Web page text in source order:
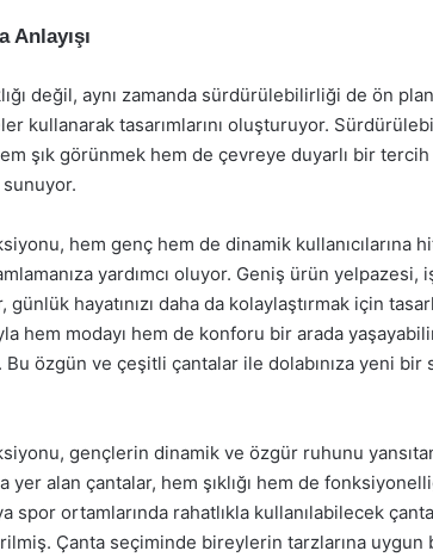
değil, aynı zamanda sürdürülebilirliği de ön
kullanarak tasarımlarını oluşturuyor.
şık görünmek hem de çevreye duyarlı bir tercih
hem genç hem de dinamik kullanıcılarına
yardımcı oluyor. Geniş ürün
hayatınızı daha da kolaylaştırmak için
hem modayı hem de konforu bir arada
özgün ve çeşitli çantalar ile dolabınıza yeni bir
gençlerin dinamik ve özgür ruhunu
yer alan çantalar, hem şıklığı hem de
spor ortamlarında rahatlıkla kullanılabilecek
Çanta seçiminde bireylerin tarzlarına uygun